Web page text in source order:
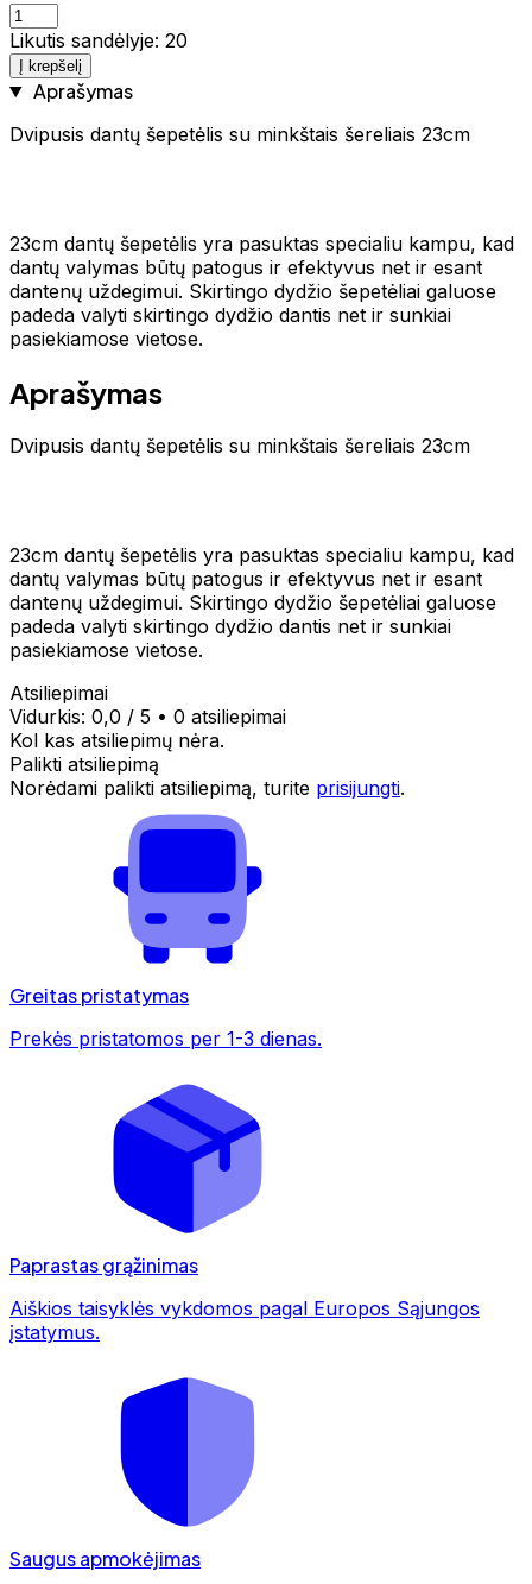
Likutis sandėlyje: 20
Į krepšelį
Aprašymas
Dvipusis dantų šepetėlis su minkštais šereliais 23cm
23cm dantų šepetėlis yra pasuktas specialiu kampu, kad
dantų valymas būtų patogus ir efektyvus net ir esant
dantenų uždegimui. Skirtingo dydžio šepetėliai galuose
padeda valyti skirtingo dydžio dantis net ir sunkiai
pasiekiamose vietose.
Aprašymas
Dvipusis dantų šepetėlis su minkštais šereliais 23cm
23cm dantų šepetėlis yra pasuktas specialiu kampu, kad
dantų valymas būtų patogus ir efektyvus net ir esant
dantenų uždegimui. Skirtingo dydžio šepetėliai galuose
padeda valyti skirtingo dydžio dantis net ir sunkiai
pasiekiamose vietose.
Atsiliepimai
Vidurkis: 0,0 / 5 • 0 atsiliepimai
Kol kas atsiliepimų nėra.
Palikti atsiliepimą
Norėdami palikti atsiliepimą, turite prisijungti.
Greitas pristatymas
Prekės pristatomos per 1-3 dienas.
Paprastas grąžinimas
Aiškios taisyklės vykdomos pagal Europos Sąjungos
įstatymus.
Saugus apmokėjimas